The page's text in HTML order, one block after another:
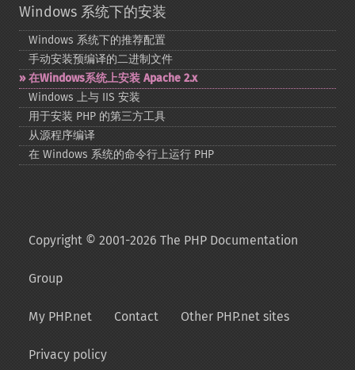
Windows 系统下的安装
Windows 系统下的推荐配置
手动安装预编译的二进制文件
在Windows系统上安装 Apache 2.x
Windows 上与 IIS 安装
用于安装 PHP 的第三方工具
从源程序编译
在 Windows 系统的命令行上运行 PHP
Copyright © 2001-2026 The PHP Documentation
Group
My PHP.net Contact Other PHP.net sites
Privacy policy